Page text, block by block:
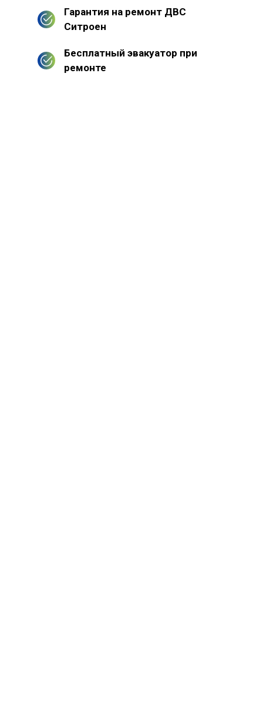
Гарантия на ремонт ДВС
Ситроен
Бесплатный эвакуатор при
ремонте